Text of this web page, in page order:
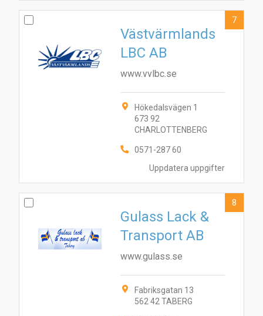
Uppdatera uppgifter
Västvärmlands
LBC AB
www.vvlbc.se
Hökedalsvägen 1
673 92
CHARLOTTENBERG
0571-287 60
7
Gulass Lack &
Transport AB
www.gulass.se
Fabriksgatan 13
562 42 TABERG
8